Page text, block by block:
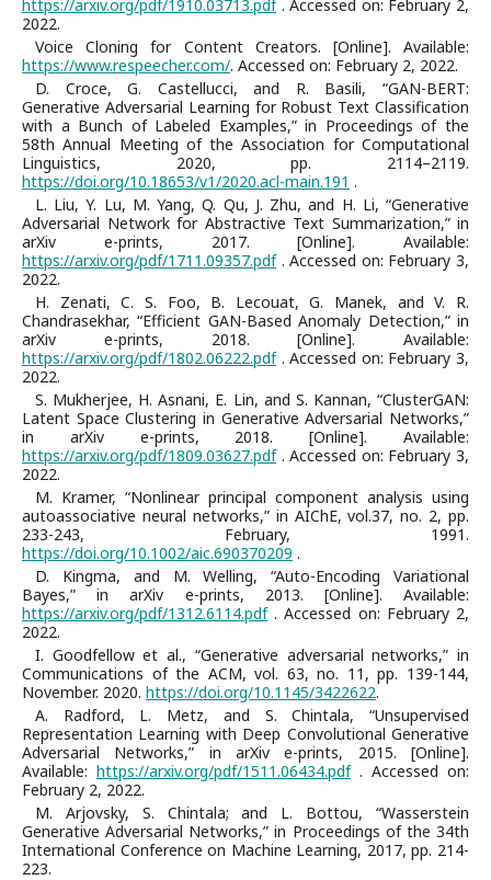
https://arxiv.org/pdf/1910.03713.pdf . Accessed on: February 2,
2022.
Voice Cloning for Content Creators. [Online]. Available:
https://www.respeecher.com/. Accessed on: February 2, 2022.
D. Croce, G. Castellucci, and R. Basili, “GAN-BERT:
Generative Adversarial Learning for Robust Text Classification
with a Bunch of Labeled Examples,” in Proceedings of the
58th Annual Meeting of the Association for Computational
Linguistics, 2020, pp. 2114–2119.
https://doi.org/10.18653/v1/2020.acl-main.191 .
L. Liu, Y. Lu, M. Yang, Q. Qu, J. Zhu, and H. Li, “Generative
Adversarial Network for Abstractive Text Summarization,” in
arXiv e-prints, 2017. [Online]. Available:
https://arxiv.org/pdf/1711.09357.pdf. Accessed on: February 3,
2022.
H. Zenati, C. S. Foo, B. Lecouat, G. Manek, and V. R.
Chandrasekhar, “Efficient GAN-Based Anomaly Detection,” in
arXiv e-prints, 2018. [Online]. Available:
https://arxiv.org/pdf/1802.06222.pdf. Accessed on: February 3,
2022.
S. Mukherjee, H. Asnani, E. Lin, and S. Kannan, “ClusterGAN:
Latent Space Clustering in Generative Adversarial Networks,”
in arXiv e-prints, 2018. [Online]. Available:
https://arxiv.org/pdf/1809.03627.pdf. Accessed on: February 3,
2022.
M. Kramer, “Nonlinear principal component analysis using
autoassociative neural networks,” in AIChE, vol.37, no. 2, pp.
233-243, February, 1991.
https://doi.org/10.1002/aic.690370209 .
D. Kingma, and M. Welling, “Auto-Encoding Variational
Bayes,” in arXiv e-prints, 2013. [Online]. Available:
https://arxiv.org/pdf/1312.6114.pdf. Accessed on: February 2,
2022.
I. Goodfellow et al., “Generative adversarial networks,” in
Communications of the ACM, vol. 63, no. 11, pp. 139-144,
November. 2020. https://doi.org/10.1145/3422622.
A. Radford, L. Metz, and S. Chintala, “Unsupervised
Representation Learning with Deep Convolutional Generative
Adversarial Networks,” in arXiv e-prints, 2015. [Online].
Available: https://arxiv.org/pdf/1511.06434.pdf. Accessed on:
February 2, 2022.
M. Arjovsky, S. Chintala; and L. Bottou, “Wasserstein
Generative Adversarial Networks,” in Proceedings of the 34th
International Conference on Machine Learning, 2017, pp. 214-
223.